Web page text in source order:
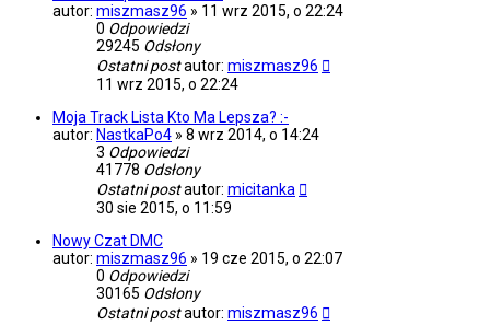
autor: miszmasz96 » 11 wrz 2015, o 22:24
0 Odpowiedzi
29245 Odsłony
Ostatni postautor: miszmasz96
11 wrz 2015, o 22:24
Moja Track Lista Kto Ma Lepsza? :-
autor: NastkaPo4 » 8 wrz 2014, o 14:24
3 Odpowiedzi
41778 Odsłony
Ostatni postautor: micitanka
30 sie 2015, o 11:59
Nowy Czat DMC
autor: miszmasz96 » 19 cze 2015, o 22:07
0 Odpowiedzi
30165 Odsłony
Ostatni postautor: miszmasz96